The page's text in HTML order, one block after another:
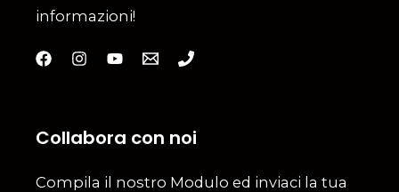
informazioni!
Collabora con noi
Compila il nostro Modulo ed inviaci la tua